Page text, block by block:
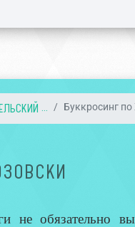
... Буккросинг
не обязательно